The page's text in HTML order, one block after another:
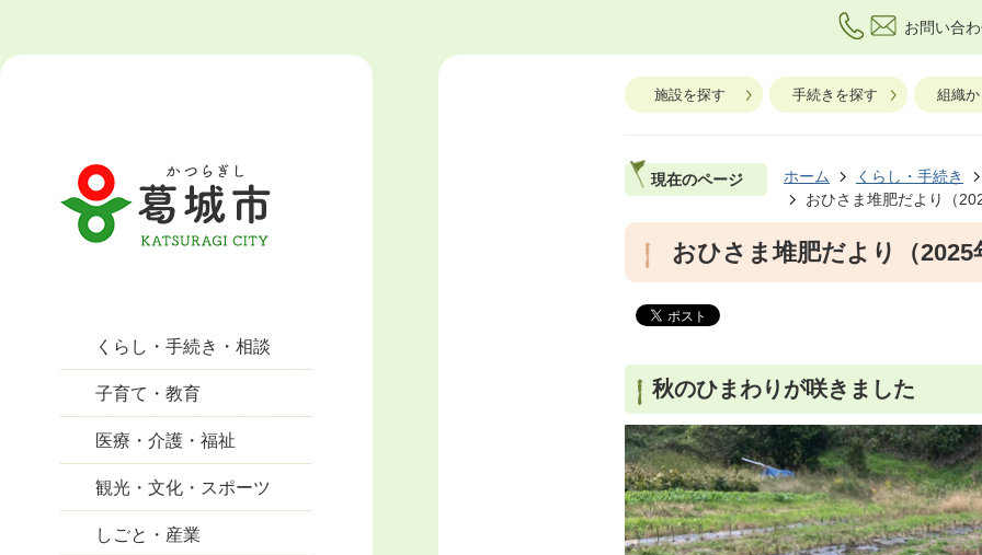
お問い合
くらし・手続き・相談
子育て・教育
医療・介護・福祉
観光・文化・スポーツ
しごと・産業
施設を探す 手続きを探す 組織
現在のページ ホーム
くらし・手続き
おひさま堆肥だより（
おひさま堆肥だより（2025
秋のひまわりが咲きました